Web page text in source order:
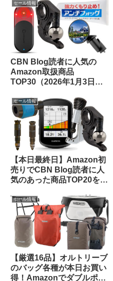
セール情報
CBN Blog読者に人気の
Amazon取扱商品
TOP30（2026年1月3日
セール情報
【本日最終日】Amazon初
売りでCBN Blog読者に人
気のあった商品TOP20をご
セール情報
【厳選16品】オルトリーブ
のバッグ各種が本日お買い
得！Amazonでダブルポイ